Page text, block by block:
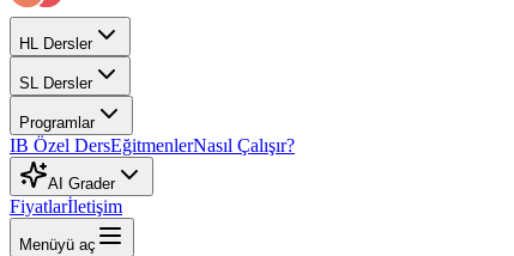
HL Dersler
SL Dersler
Programlar
IB Özel DersEğitmenlerNasıl Çalışır?
AI Grader
Fiyatlarİletişim
Menüyü aç